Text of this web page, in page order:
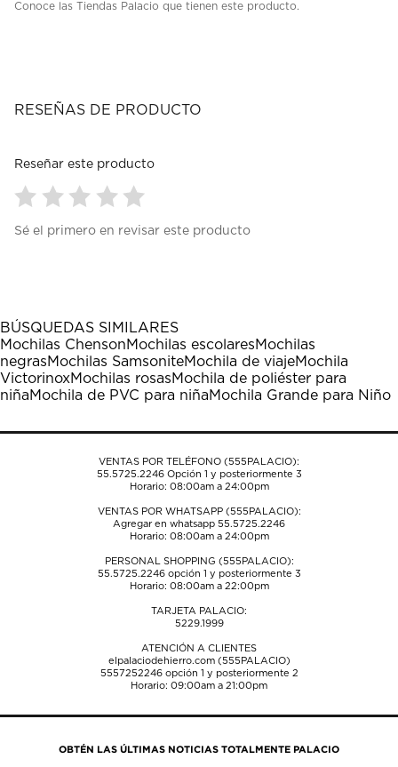
Conoce las Tiendas Palacio que tienen este producto.
RESEÑAS DE PRODUCTO
Reseñar este producto
para
1
estrella
Esta
acción
abrirá
el
de
para
estrellas.
Esta
acción
abrirá
el
de
para
estrellas.
Esta
acción
abrirá
el
de
para
estrellas.
Esta
acción
abrirá
el
de
para
estrellas.
Esta
acción
abrirá
el
de
Sé el primero en revisar este producto
BÚSQUEDAS SIMILARES
Mochilas ChensonMochilas escolaresMochilas
negrasMochilas SamsoniteMochila de viajeMochila
VictorinoxMochilas rosasMochila de poliéster para
niñaMochila de PVC para niñaMochila Grande para Niño
VENTAS POR TELÉFONO (555PALACIO):
55.5725.2246Opción 1 y posteriormente 3
Horario: 08:00am a 24:00pm
VENTAS POR WHATSAPP (555PALACIO):
Agregar en whatsapp 55.5725.2246
Horario: 08:00am a 24:00pm
PERSONAL SHOPPING (555PALACIO):
55.5725.2246opción 1 y posteriormente 3
Horario: 08:00am a 22:00pm
TARJETA PALACIO:
5229.1999
ATENCIÓN A CLIENTES
elpalaciodehierro.com (555PALACIO)
5557252246opción 1 y posteriormente 2
Horario: 09:00am a 21:00pm
OBTÉN LAS ÚLTIMAS NOTICIAS TOTALMENTE PALACIO